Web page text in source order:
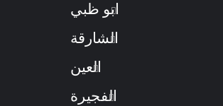
ابو ظبي
الشارقة
العين
الفجيرة